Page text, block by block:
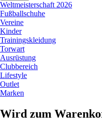
Weltmeisterschaft 2026
Fußballschuhe
Vereine
Kinder
Trainingskleidung
Torwart
Ausrüstung
Clubbereich
Lifestyle
Outlet
Marken
Wird zum